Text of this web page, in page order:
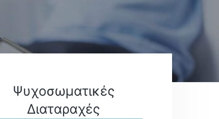
Ψυχοσωματικές
Διαταραχές